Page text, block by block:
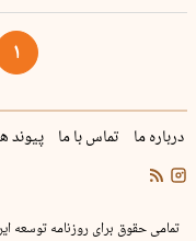
۱
درباره ما تماس با ما پیوند
تمامی حقوق برای روزنامه توسعه